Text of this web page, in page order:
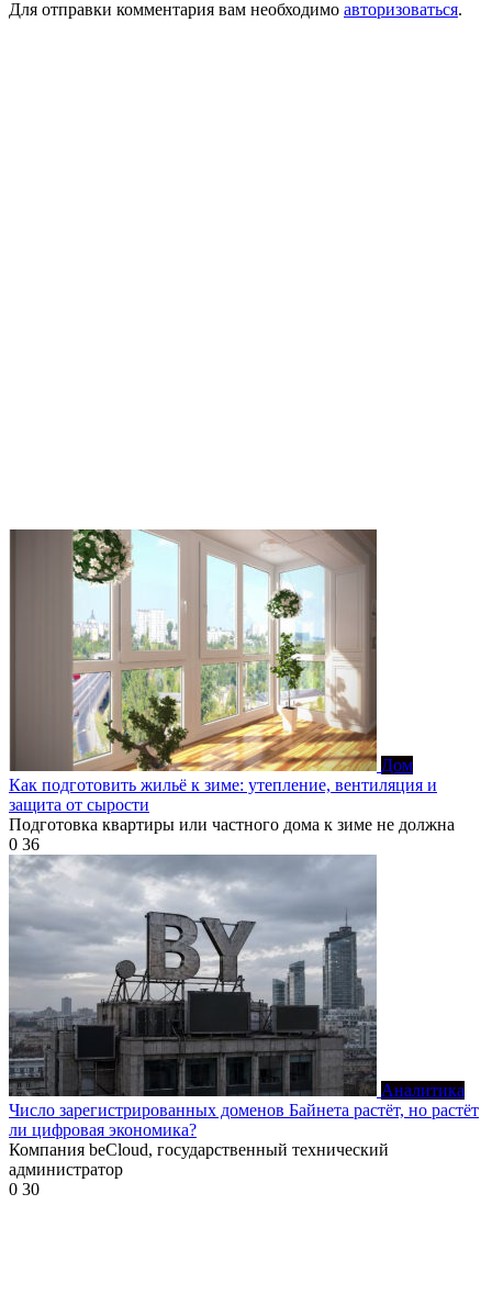
Для отправки комментария вам необходимо авторизоваться.
Дом
Как подготовить жильё к зиме: утепление, вентиляция и
защита от сырости
Подготовка квартиры или частного дома к зиме не должна
0 36
Аналитика
Число зарегистрированных доменов Байнета растёт, но растёт
ли цифровая экономика?
Компания beCloud, государственный технический
администратор
0 30